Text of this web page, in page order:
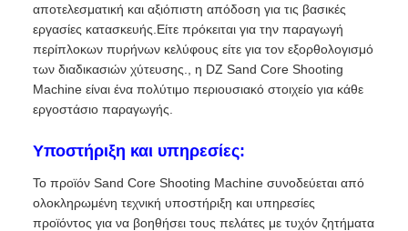
αποτελεσματική και αξιόπιστη απόδοση για τις βασικές
εργασίες κατασκευής.Είτε πρόκειται για την παραγωγή
περίπλοκων πυρήνων κελύφους είτε για τον εξορθολογισμό
των διαδικασιών χύτευσης., η DZ Sand Core Shooting
Machine είναι ένα πολύτιμο περιουσιακό στοιχείο για κάθε
εργοστάσιο παραγωγής.
Υποστήριξη και υπηρεσίες:
Το προϊόν Sand Core Shooting Machine συνοδεύεται από
ολοκληρωμένη τεχνική υποστήριξη και υπηρεσίες
προϊόντος για να βοηθήσει τους πελάτες με τυχόν ζητήματα